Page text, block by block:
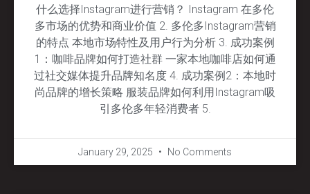
什么选择Instagram进行营销？ Instagram 在多伦
多市场的优势和商业价值 2. 多伦多Instagram营销
的特点 本地市场特性及用户行为分析 3. 成功案例
1：咖啡品牌如何打造社群 一家本地咖啡店如何通
过社交媒体提升品牌知名度 4. 成功案例2：本地时
尚品牌的增长策略 服装品牌如何利用Instagram吸
引多伦多年轻消费者 5.
January 29, 2025 No Comments